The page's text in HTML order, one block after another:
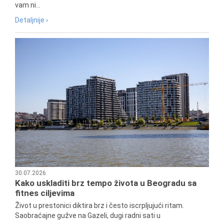
vam ni...
Detaljnije ›
30.07.2026
Kako uskladiti brz tempo života u Beogradu sa
fitnes ciljevima
Život u prestonici diktira brz i često iscrpljujući ritam.
Saobraćajne gužve na Gazeli, dugi radni sati u